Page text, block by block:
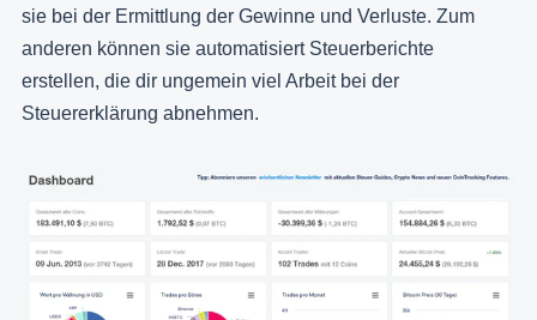
sie bei der Ermittlung der Gewinne und Verluste. Zum
anderen können sie automatisiert Steuerberichte
erstellen, die dir ungemein viel Arbeit bei der
Steuererklärung abnehmen.